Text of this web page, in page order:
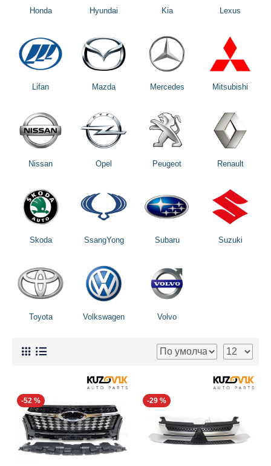
Honda Hyundai Kia Lexus
Lifan Mazda Mercedes Mitsubishi
Nissan Opel Peugeot Renault
Skoda SsangYong Subaru Suzuki
Toyota Volkswagen Volvo
-52 % -29 %